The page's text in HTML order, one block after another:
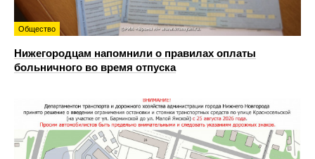
Общество
Нижегородцам напомнили о правилах оплаты
больничного во время отпуска